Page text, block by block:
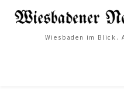
Wiesbaden im Blick.